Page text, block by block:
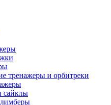
тренажеры и орбитреки
сайклы